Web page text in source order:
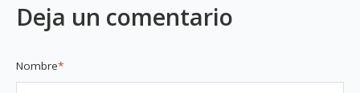
Deja un comentario
Nombre*